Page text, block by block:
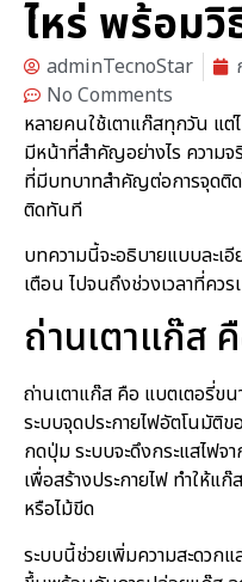
ไหร่ พร้อม
adminTecnoStar
No Comments
หลายคนใช้เตาแก๊สทุกวัน แต่ไ
มีหน้าที่สำคัญอย่างไร ความ
ที่มีบทบาทสำคัญต่อการจุดติด
ติดทันที
บทความนี้จะอธิบายแบบละ
เตือน ไปจนถึงช่วงเวลาที่คว
ถ่านเตาแก๊ส คื
ถ่านเตาแก๊ส คือ แบตเตอรี่ข
ระบบจุดประกายไฟอัตโนมัติ
กดปุ่ม ระบบจะดึงกระแสไฟ
เพื่อสร้างประกายไฟ ทำให้แ
หรือไม้ขีด
ระบบนี้ช่วยเพิ่มความสะดวกแ